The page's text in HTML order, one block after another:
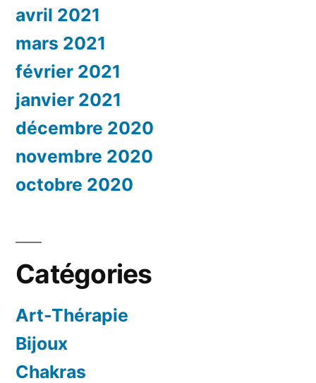
avril 2021
mars 2021
février 2021
janvier 2021
décembre 2020
novembre 2020
octobre 2020
Catégories
Art-Thérapie
Bijoux
Chakras